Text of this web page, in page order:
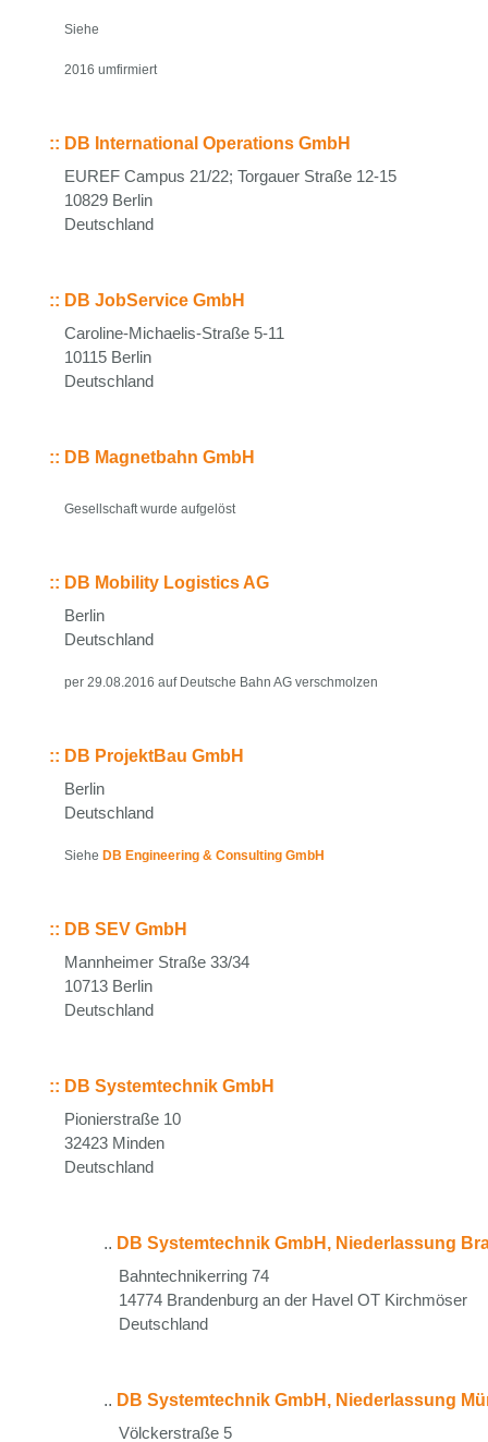
Siehe
2016 umfirmiert
:: DB International Operations GmbH
EUREF Campus 21/22; Torgauer Straße 12-15
10829 Berlin
Deutschland
:: DB JobService GmbH
Caroline-Michaelis-Straße 5-11
10115 Berlin
Deutschland
:: DB Magnetbahn GmbH
Gesellschaft wurde aufgelöst
:: DB Mobility Logistics AG
Berlin
Deutschland
per 29.08.2016 auf Deutsche Bahn AG verschmolzen
:: DB ProjektBau GmbH
Berlin
Deutschland
Siehe DB Engineering & Consulting GmbH
:: DB SEV GmbH
Mannheimer Straße 33/34
10713 Berlin
Deutschland
:: DB Systemtechnik GmbH
Pionierstraße 10
32423 Minden
Deutschland
.. DB Systemtechnik GmbH, Niederlassung
Bahntechnikerring 74
14774 Brandenburg an der Havel OT Kirchmöser
Deutschland
.. DB Systemtechnik GmbH, Niederlassung
Völckerstraße 5